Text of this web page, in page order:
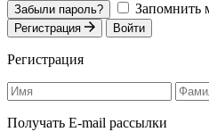
Забыли пароль? Запомнить
Регистрация Войти
Регистрация
Получать E-mail рассылки